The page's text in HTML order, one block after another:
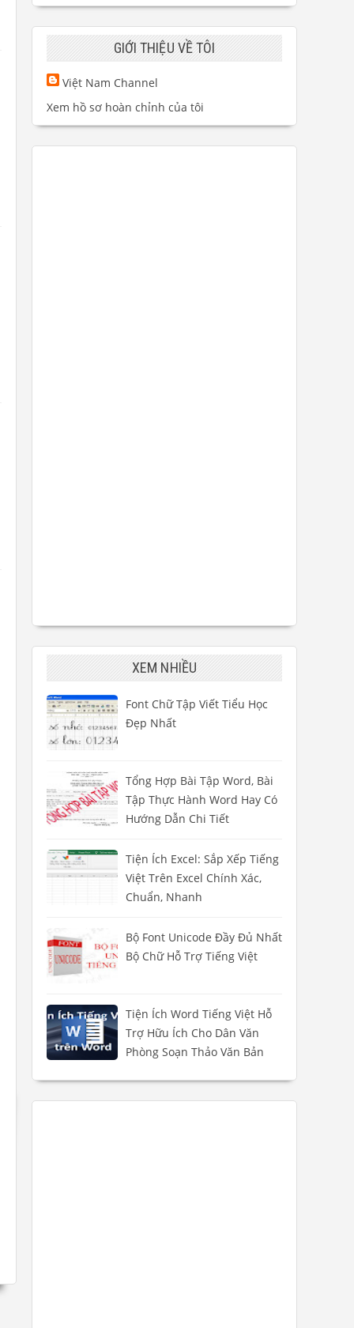
GIỚI THIỆU VỀ TÔI
Việt Nam Channel
Xem hồ sơ hoàn chỉnh của tôi
XEM NHIỀU
Font Chữ Tập Viết Tiểu Học
Đẹp Nhất
Tổng Hợp Bài Tập Word, Bài
Tập Thực Hành Word Hay Có
Hướng Dẫn Chi Tiết
Tiện Ích Excel: Sắp Xếp Tiếng
Việt Trên Excel Chính Xác,
Chuẩn, Nhanh
Bộ Font Unicode Đầy Đủ Nhất
Bộ Chữ Hỗ Trợ Tiếng Việt
Tiện Ích Word Tiếng Việt Hỗ
Trợ Hữu Ích Cho Dân Văn
Phòng Soạn Thảo Văn Bản